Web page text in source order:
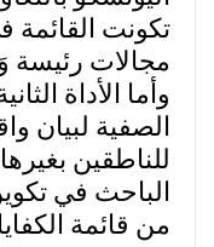
وأما الأداة
الصفية لبيان
للناطقين
الباحث في
من قائمة